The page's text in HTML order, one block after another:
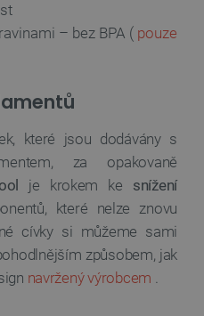
– bez BPA ( pouze
které jsou dodávány s
za opakovaně
je krokem ke snížení
které nelze znovu
cívky si můžeme sami
způsobem, jak
navržený výrobcem .